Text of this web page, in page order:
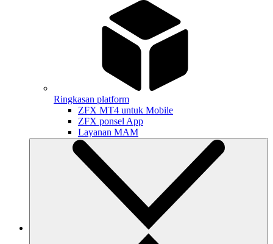
Ringkasan platform
ZFX MT4 untuk Mobile
ZFX ponsel App
Layanan MAM